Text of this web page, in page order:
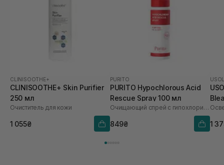
CLINISOOTHE+
CLINISOOTHE+ Skin Purifier
250 мл
Очиститель для кожи
1 055₴
PURITO
PURITO Hypochlorous Acid
Rescue Spray 100 мл
Очищающий спрей с гипохлоритной кислотой
849₴ 1